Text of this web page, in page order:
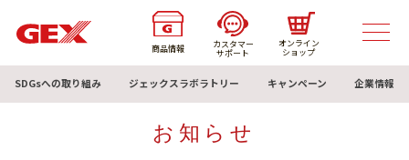
商品情報 カスタマー
サポート
オンライン
ショップ
SDGsへの取り組み ジェックスラボラトリー キャンペーン 企業情報
お知らせ